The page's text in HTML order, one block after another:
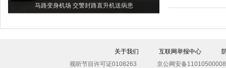
马路变身机场 交警封路直升机送病患
关于我们 互联网举报中心
视听节目许可证0108263
京公网安备